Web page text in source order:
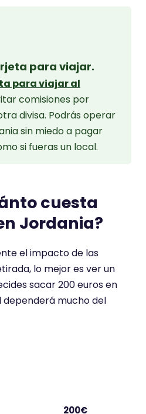
para viajar.
para viajar al
comisiones por
divisa. Podrás operar
sin miedo a pagar
si fueras un local.
cuesta
Jordania?
el impacto de las
lo mejor es ver un
sacar 200 euros en
dependerá mucho del
200€